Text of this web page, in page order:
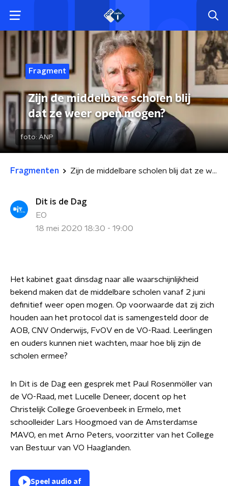
Fragment
Zijn de middelbare scholen blij
dat ze weer open mogen?
foto: ANP
Fragmenten Zijn de middelbare scholen blij dat ze weer open mogen?
Dit is de Dag
EO
18 mei 2020 18:30 - 19:00
Het kabinet gaat dinsdag naar alle waarschijnlijkheid
bekend maken dat de middelbare scholen vanaf 2 juni
definitief weer open mogen. Op voorwaarde dat zij zich
houden aan het protocol dat is samengesteld door de
AOB, CNV Onderwijs, FvOV en de VO-Raad. Leerlingen
en ouders kunnen niet wachten, maar hoe blij zijn de
scholen ermee?
In Dit is de Dag een gesprek met Paul Rosenmöller van
de VO-Raad, met Lucelle Deneer, docent op het
Christelijk College Groevenbeek in Ermelo, met
schoolleider Lars Hoogmoed van de Amsterdamse
MAVO, en met Arno Peters, voorzitter van het College
van Bestuur van VO Haaglanden.
Speel audio af